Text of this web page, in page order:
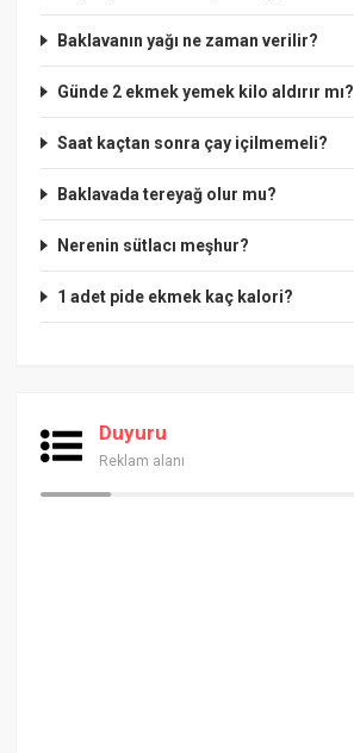
Baklavanın yağı ne zaman verilir?
Günde 2 ekmek yemek kilo aldırır mı?
Saat kaçtan sonra çay içilmemeli?
Baklavada tereyağ olur mu?
Nerenin sütlacı meşhur?
1 adet pide ekmek kaç kalori?
Duyuru
Reklam alanı